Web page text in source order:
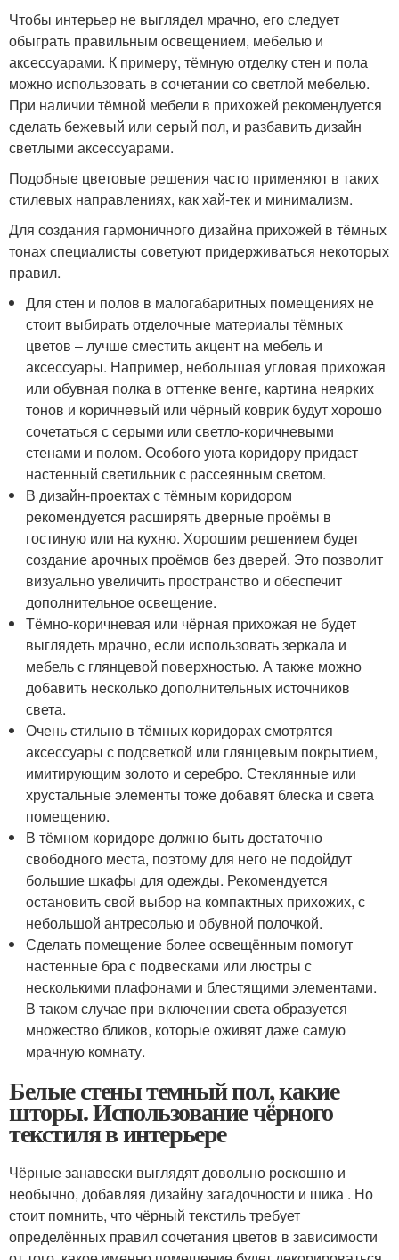
Чтобы интерьер не выглядел мрачно, его следует
обыграть правильным освещением, мебелью и
аксессуарами. К примеру, тёмную отделку стен и пола
можно использовать в сочетании со светлой мебелью.
При наличии тёмной мебели в прихожей рекомендуется
сделать бежевый или серый пол, и разбавить дизайн
светлыми аксессуарами.
Подобные цветовые решения часто применяют в таких
стилевых направлениях, как хай-тек и минимализм.
Для создания гармоничного дизайна прихожей в тёмных
тонах специалисты советуют придерживаться некоторых
правил.
Для стен и полов в малогабаритных помещениях не
стоит выбирать отделочные материалы тёмных
цветов – лучше сместить акцент на мебель и
аксессуары. Например, небольшая угловая прихожая
или обувная полка в оттенке венге, картина неярких
тонов и коричневый или чёрный коврик будут хорошо
сочетаться с серыми или светло-коричневыми
стенами и полом. Особого уюта коридору придаст
настенный светильник с рассеянным светом.
В дизайн-проектах с тёмным коридором
рекомендуется расширять дверные проёмы в
гостиную или на кухню. Хорошим решением будет
создание арочных проёмов без дверей. Это позволит
визуально увеличить пространство и обеспечит
дополнительное освещение.
Тёмно-коричневая или чёрная прихожая не будет
выглядеть мрачно, если использовать зеркала и
мебель с глянцевой поверхностью. А также можно
добавить несколько дополнительных источников
света.
Очень стильно в тёмных коридорах смотрятся
аксессуары с подсветкой или глянцевым покрытием,
имитирующим золото и серебро. Стеклянные или
хрустальные элементы тоже добавят блеска и света
помещению.
В тёмном коридоре должно быть достаточно
свободного места, поэтому для него не подойдут
большие шкафы для одежды. Рекомендуется
остановить свой выбор на компактных прихожих, с
небольшой антресолью и обувной полочкой.
Сделать помещение более освещённым помогут
настенные бра с подвесками или люстры с
несколькими плафонами и блестящими элементами.
В таком случае при включении света образуется
множество бликов, которые оживят даже самую
мрачную комнату.
Белые стены темный пол, какие
шторы. Использование чёрного
текстиля в интерьере
Чёрные занавески выглядят довольно роскошно и
необычно, добавляя дизайну загадочности и шика . Но
стоит помнить, что чёрный текстиль требует
определённых правил сочетания цветов в зависимости